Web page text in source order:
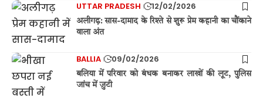
UTTAR PRADESH 12/02/2026
अलीगढ़: सास-दामाद के रिश्ते से शुरू प्रेम कहानी का चौंकाने
वाला अंत
BALLIA 09/02/2026
बलिया में परिवार को बंधक बनाकर लाखों की लूट, पुलिस
जांच में जुटी